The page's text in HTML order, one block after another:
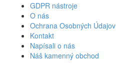
GDPR nástroje
O nás
Ochrana Osobných Údajov
Kontakt
Napísali o nás
Náš kamenný obchod